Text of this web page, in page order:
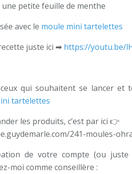
petite feuille de menthe
avec le moule mini tartelettes
juste ici ➡ https://youtu.be/
qui souhaitent se lancer et
tartelettes
les produits, c’est par ici 👉
241-moules-
de votre compte (ou
moi comme conseillère :